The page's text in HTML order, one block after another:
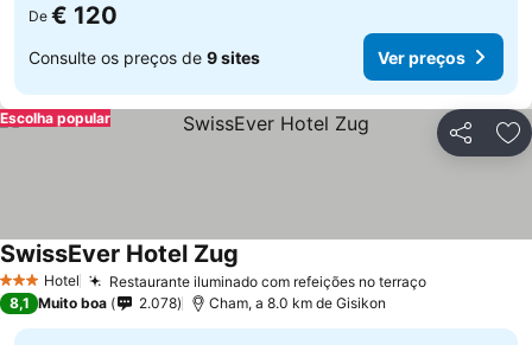
De € 120
Consulte os preços de 9 sites Ver preços
Partilhar
Escolha popular
3 EstrelasHotel Restaurante iluminado com refeições no terraçoVer preços
SwissEver Hotel Zug
8,1 Muito boa 2.078 Cham, a 8.0 km de Gisikon